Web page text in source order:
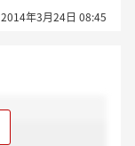
2014年3月24日 08:45